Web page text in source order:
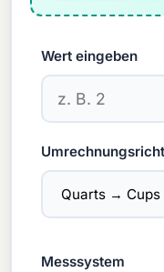
Wert eingeben
Messsystem